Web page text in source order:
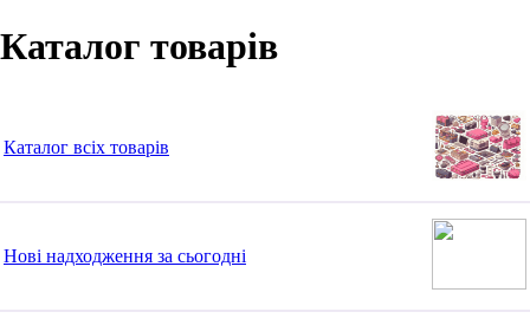
Каталог товарів
Каталог всіх товарів
Нові надходження за сьогодні